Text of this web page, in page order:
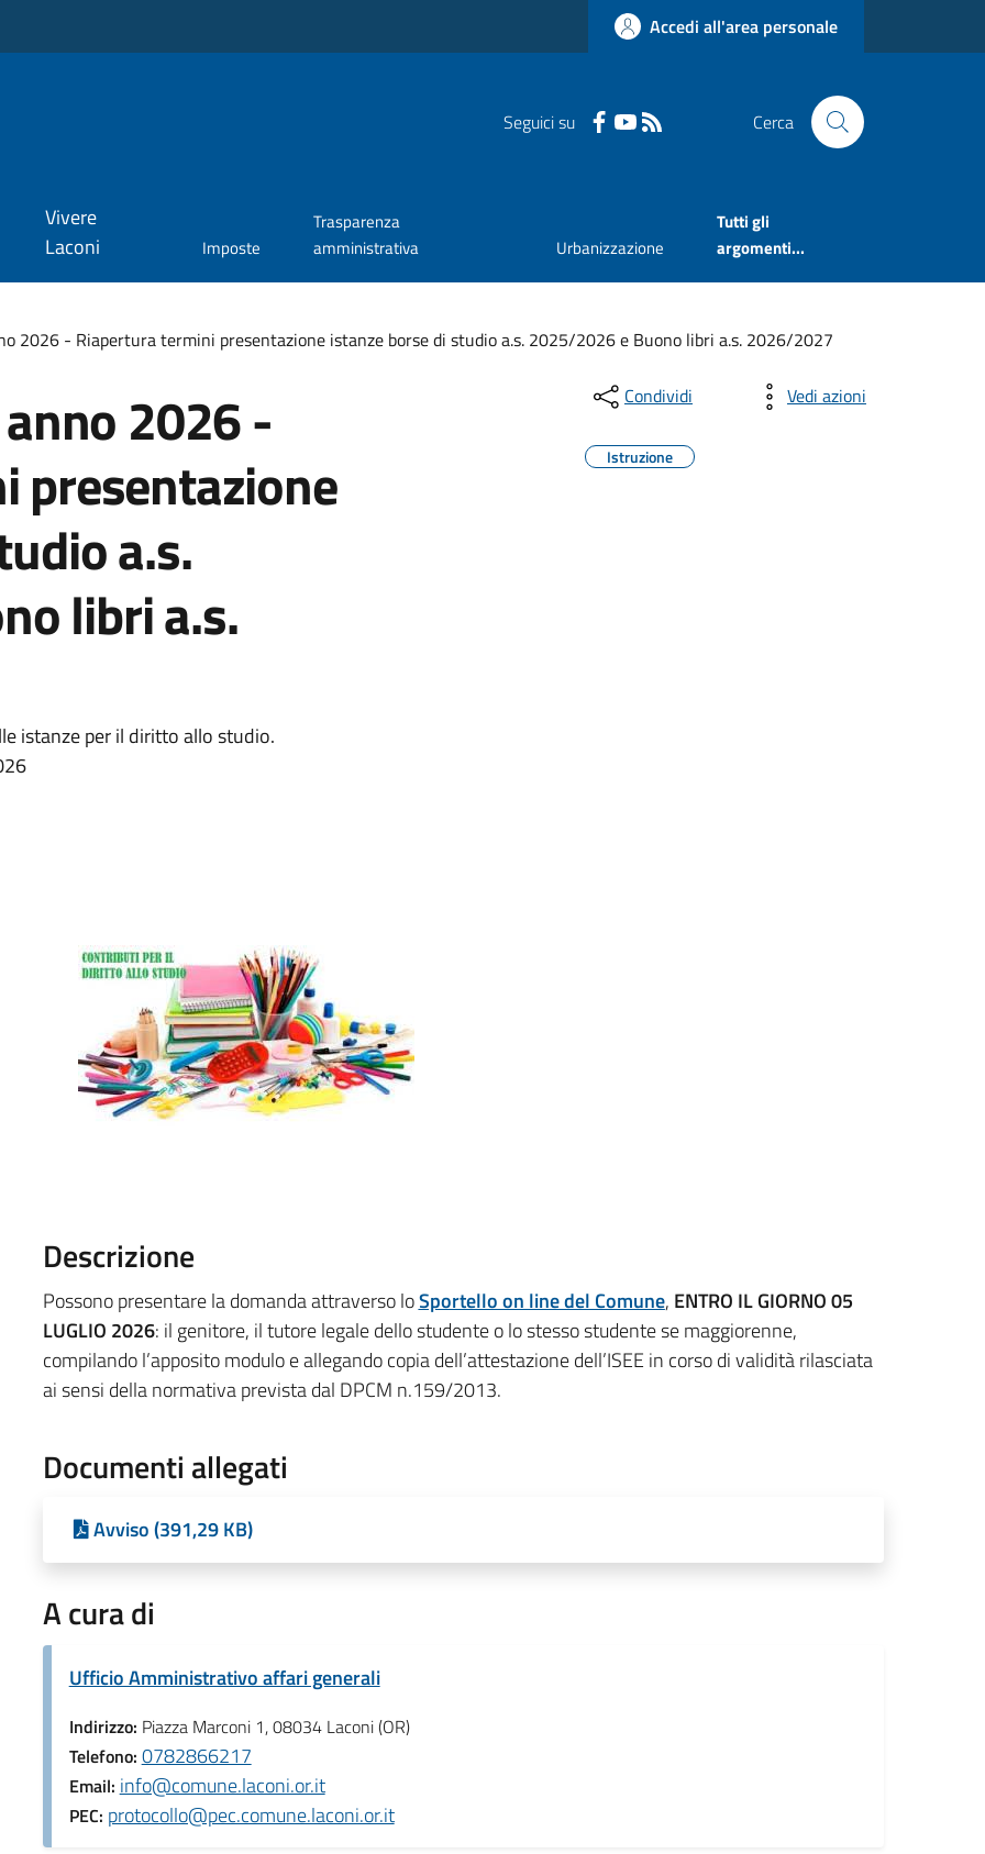
Accedi all'area personale
Seguici su Cerca
Vivere
Laconi
Imposte
Trasparenza
amministrativa
Urbanizzazione
Tutti gli
argomenti...
2026 - Riapertura termini presentazione istanze borse di studio a.s. 2025/2026 e Buono libri a.s. 2026/2027
2026 -
presentazione
a.s.
libri a.s.
istanze per il diritto allo studio.
Condividi Vedi azioni
Istruzione
Descrizione
Possono presentare la domanda attraverso loSportello on line del Comune, ENTRO IL GIORNO 05
LUGLIO 2026: il genitore, il tutore legale dello studente o lo stesso studente se maggiorenne,
compilando l’apposito modulo e allegando copia dell’attestazione dell’ISEE in corso di validità rilasciata
ai sensi della normativa prevista dal DPCM n.159/2013.
Documenti allegati
Avviso (391,29 KB)
A cura di
Ufficio Amministrativo affari generali
Indirizzo: Piazza Marconi 1, 08034 Laconi (OR)
Telefono: 0782866217
Email: info@comune.laconi.or.it
PEC: protocollo@pec.comune.laconi.or.it